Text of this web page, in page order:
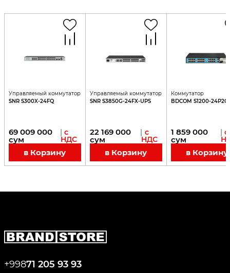
Управляемый коммутатор
SNR S300X-24FQ
69 009 000
сум
| с
НДС
в Корзину
Управляемый коммутатор
SNR S3850G-24FX-UPS
22 169 000
сум
| с
НДС
в Корзину
Коммутатор
BDCOM S1200-
1 859 000
сум
| с
в Корзину
+99871 205 93 93